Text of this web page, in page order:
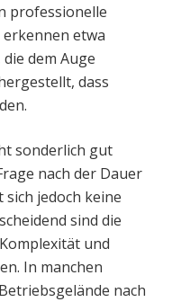
professionelle
erkennen etwa
dem Auge
dass
sonderlich gut
nach der Dauer
sich jedoch keine
sind die
und
In manchen
nach